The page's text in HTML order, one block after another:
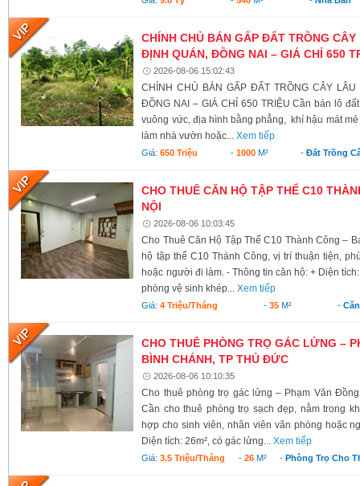
CHÍNH CHỦ BÁN GẤP ĐẤT TRỒNG
ĐỊNH QUÁN, ĐỒNG NAI – GIÁ CHỈ 650
2026-08-06 15:02:43
CHÍNH CHỦ BÁN GẤP ĐẤT TRỒNG CÂY LÂU
ĐỒNG NAI – GIÁ CHỈ 650 TRIỆU Cần bán lô
vuông vức, địa hình bằng phẳng, khí hậu mát
làm nhà vườn hoặc...Xem tiếp
Giá:650 Triệu - 1000M² -Đất Trồng
CHO THUÊ CĂN HỘ TẬP THỂ C10
NỘI
2026-08-06 10:03:45
Cho Thuê Căn Hộ Tập Thể C10 Thành Công –
hộ tập thể C10 Thành Công, vị trí thuận tiện,
hoặc người đi làm. - Thông tin căn hộ: + Diện
phòng vệ sinh khép...Xem tiếp
Giá:4 Triệu/tháng -35 M² -
CHO THUÊ PHÒNG TRỌ GÁC LỬNG –
BÌNH CHÁNH, TP THỦ ĐỨC
2026-08-06 10:10:35
Cho thuê phòng trọ gác lửng – Phạm Văn
Cần cho thuê phòng trọ sạch đẹp, nằm trong
hợp cho sinh viên, nhân viên văn phòng hoặc
Diện tích: 26m², có gác lửng...Xem tiếp
Giá:3.5 Triệu/tháng - 26M² -Phòng Trọ Cho